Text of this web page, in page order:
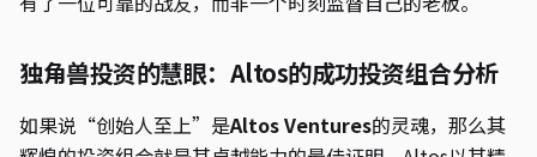
独角兽投资的慧眼：Altos的成功投资组合分析
如果说“创始人至上”是Altos Ventures的灵魂，那么其